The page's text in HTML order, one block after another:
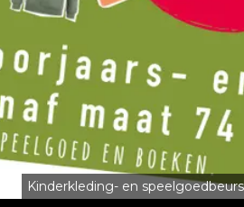
Kinderkleding- en